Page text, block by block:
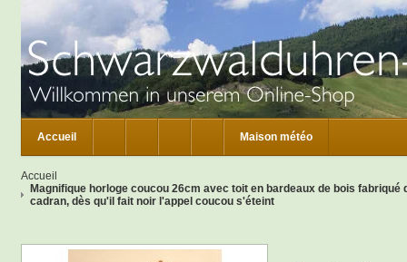
Accueil Maison météo
Accueil
Magnifique horloge coucou 26cm avec toit en bardeaux de bois
cadran, dès qu'il fait noir l'appel coucou s'éteint